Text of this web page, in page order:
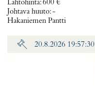
Lähtöhinta:600 €
Johtava huuto:-
Hakaniemen Pantti
20.8.2026 19:57:30